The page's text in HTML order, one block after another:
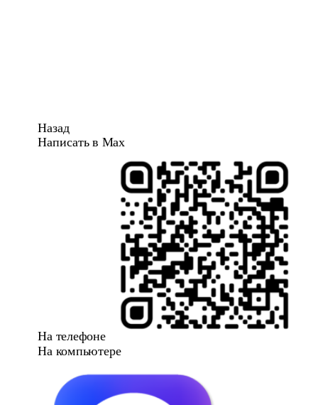
Назад
Написать в Max
На телефоне
На компьютере